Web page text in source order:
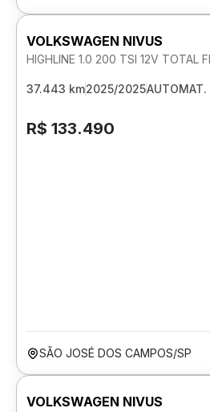
VOLKSWAGEN NIVUS
HIGHLINE 1.0 200 TSI 12V TOTAL
37.443 km2025/2025AUTOMAT.
R$ 133.490
SÃO JOSÉ DOS CAMPOS/SP
VOLKSWAGEN NIVUS